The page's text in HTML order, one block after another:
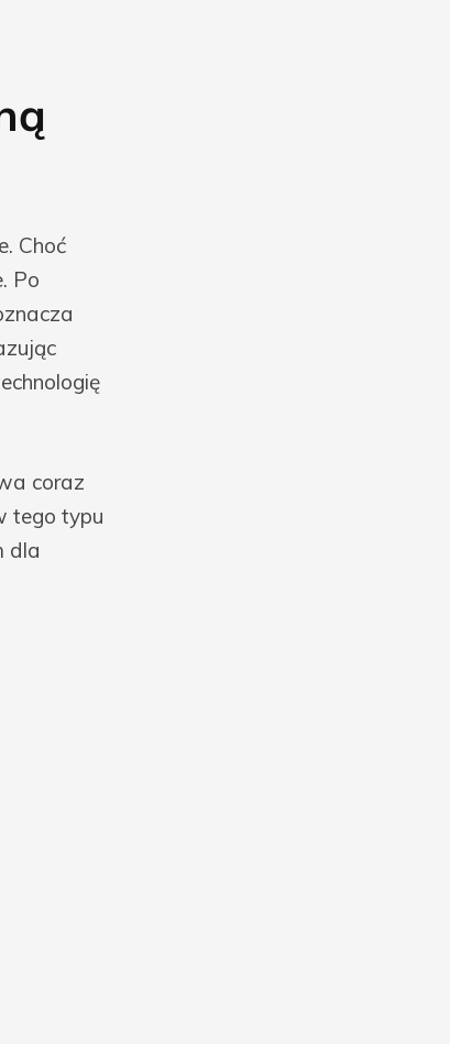
Choć
Po
coraz
tego typu
dla